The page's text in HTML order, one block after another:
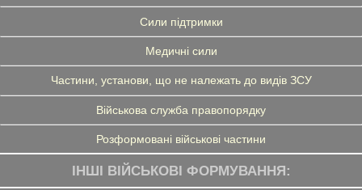
Сили підтримки
Медичні сили
Частини, установи, що не належать до видів ЗСУ
Військова служба правопорядку
Розформовані військові частини
ІНШІ ВІЙСЬКОВІ ФОРМУВАННЯ: